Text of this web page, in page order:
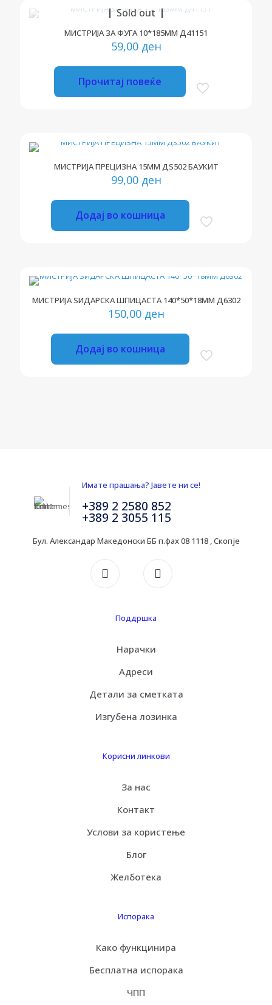
Sold out
МИСТРИЈА ЗА ФУГА 10*185ММ Д41151
59,00 ден
Прочитај повеќе
МИСТРИЈА ПРЕЦИЗНА 15ММ ДЅ502 БАУКИТ
99,00 ден
Додај во кошница
МИСТРИЈА ЅИДАРСКА ШПИЦАСТА 140*50*18ММ Д6302
150,00 ден
Додај во кошница
Имате прашања? Јавете ни се!
+389 2 2580 852
+389 2 3055 115
Бул. Александар Македонски ББ п.фах 08 1118 , Скопје
Поддршка
Нарачки
Адреси
Детали за сметката
Изгубена лозинка
Корисни линкови
За нас
Контакт
Услови за користење
Блог
Желботека
Испорака
Како функцинира
Бесплатна испорака
ЧПП